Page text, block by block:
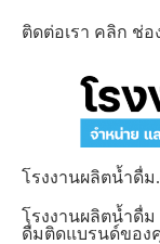
ติดต่อเรา คลิก ช่อ
โรงงานผลิตน้ำดื่ม
โรงงานผลิตน้ำดื่
ดื่มติดแบรนด์ขอ